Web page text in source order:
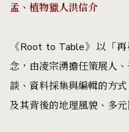
孟、植物獵人洪信介
《Root to Table》以「
念，由凌宗湧擔任策展人
談、資料採集與編輯的方
及其背後的地理風貌、多元